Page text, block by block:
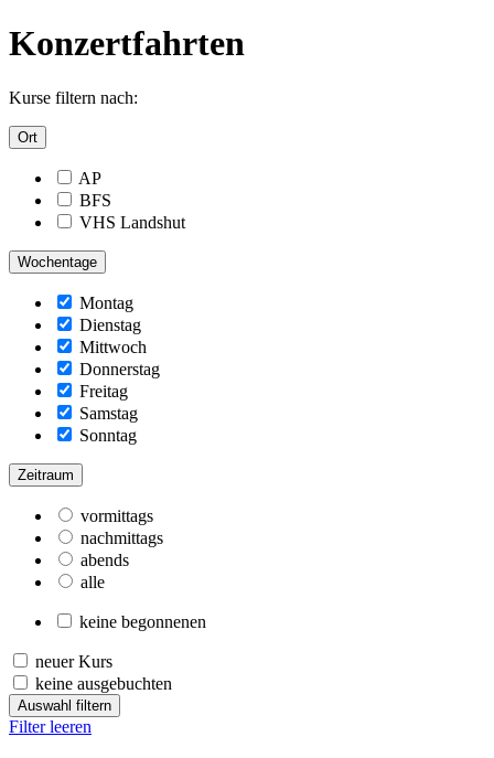
Konzertfahrten
Kurse filtern nach:
Ort
AP
BFS
VHS Landshut
Wochentage
Montag
Dienstag
Mittwoch
Donnerstag
Freitag
Samstag
Sonntag
Zeitraum
vormittags
nachmittags
abends
alle
keine begonnenen
neuer Kurs
keine ausgebuchten
Auswahl filtern
Filter leeren